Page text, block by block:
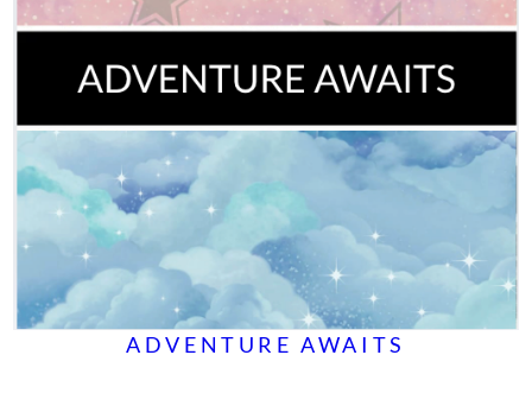
ADVENTURE AWAITS